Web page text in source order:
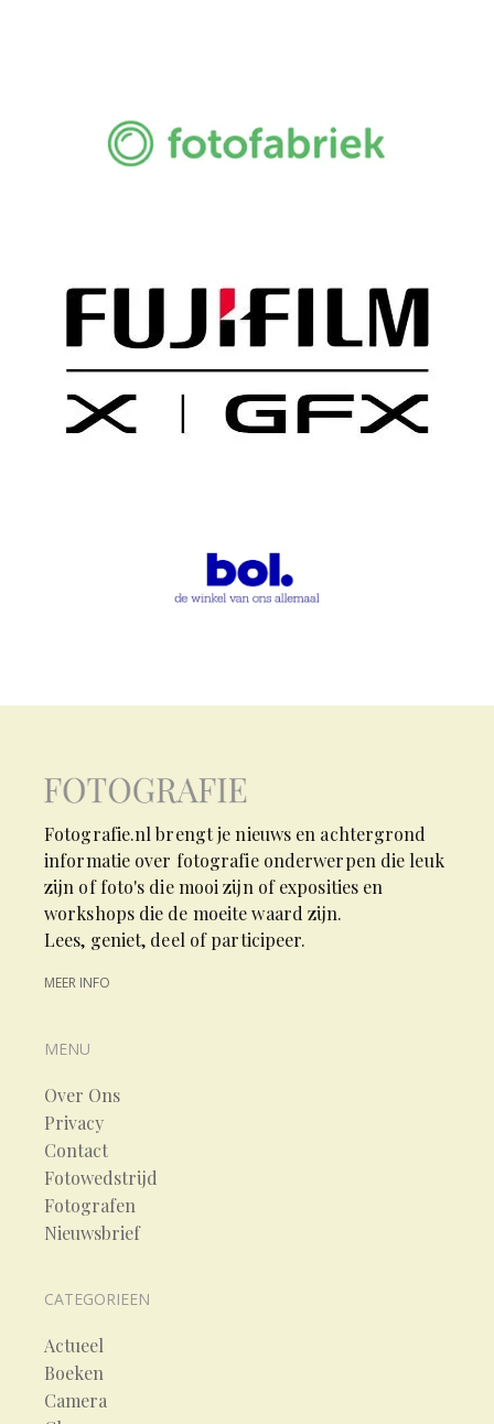
Fotografie.nl brengt je nieuws en achtergrond
informatie over fotografie onderwerpen die leuk
zijn of foto's die mooi zijn of exposities en
workshops die de moeite waard zijn.
Lees, geniet, deel of participeer.
MEER INFO
MENU
Over Ons
Privacy
Contact
Fotowedstrijd
Fotografen
Nieuwsbrief
CATEGORIEEN
Actueel
Boeken
Camera